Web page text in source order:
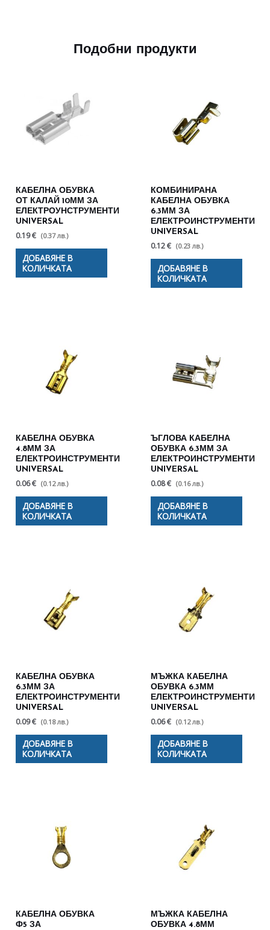
Подобни продукти
КАБЕЛНА ОБУВКА
ОТ КАЛАЙ 10ММ ЗА
ЕЛЕКТРОУНСТРУМЕНТИ
UNIVERSAL
0.19 € (0.37 лв.)
ДОБАВЯНЕ В
КОЛИЧКАТА
КОМБИНИРАНА
КАБЕЛНА ОБУВКА
6.3ММ ЗА
ЕЛЕКТРОИНСТРУМЕНТИ
UNIVERSAL
0.12 € (0.23 лв.)
ДОБАВЯНЕ В
КОЛИЧКАТА
КАБЕЛНА ОБУВКА
4.8ММ ЗА
ЕЛЕКТРОИНСТРУМЕНТИ
UNIVERSAL
0.06 € (0.12 лв.)
ДОБАВЯНЕ В
КОЛИЧКАТА
ЪГЛОВА КАБЕЛНА
ОБУВКА 6.3ММ ЗА
ЕЛЕКТРОИНСТРУМЕНТИ
UNIVERSAL
0.08 € (0.16 лв.)
ДОБАВЯНЕ В
КОЛИЧКАТА
КАБЕЛНА ОБУВКА
6.3ММ ЗА
ЕЛЕКТРОИНСТРУМЕНТИ
UNIVERSAL
0.09 € (0.18 лв.)
ДОБАВЯНЕ В
КОЛИЧКАТА
МЪЖКА КАБЕЛНА
ОБУВКА 6.3ММ
ЕЛЕКТРОИНСТРУМЕНТИ
UNIVERSAL
0.06 € (0.12 лв.)
ДОБАВЯНЕ В
КОЛИЧКАТА
КАБЕЛНА ОБУВКА
Ф5 ЗА
МЪЖКА КАБЕЛНА
ОБУВКА 4.8ММ